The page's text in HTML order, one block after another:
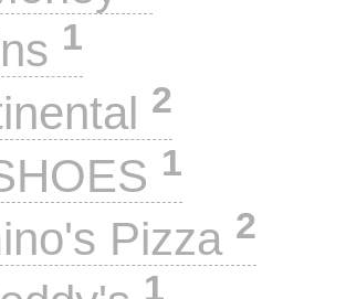
1
2
1
Pizza 2
1